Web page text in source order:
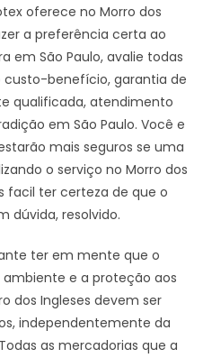
oferece no Morro dos
a preferência certa ao
em São Paulo, avalie todas
custo-benefício, garantia de
qualificada, atendimento
em São Paulo. Você e
mais seguros se uma
o serviço no Morro dos
facil ter certeza de que o
dúvida, resolvido.
ter em mente que o
e a proteção aos
dos Ingleses devem ser
independentemente da
as mercadorias que a